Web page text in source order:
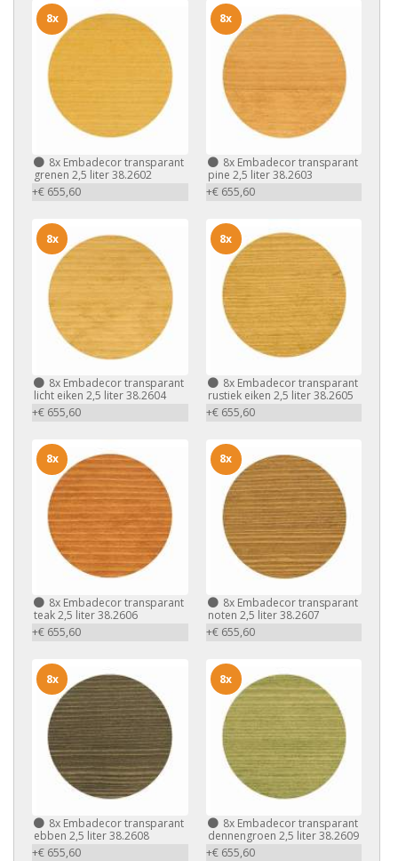
8x Embadecor transparant
grenen 2,5 liter 38.2602
+€ 655,60
8x
8xEmbadecor transparant
pine 2,5 liter 38.2603
+€ 655,60
8x
8x Embadecor transparant
licht eiken 2,5 liter 38.2604
+€ 655,60
8x
8xEmbadecor transparant
rustiek eiken 2,5 liter 38.2605
+€ 655,60
8x
8x Embadecor transparant
teak 2,5 liter 38.2606
+€ 655,60
8x
8xEmbadecor transparant
noten 2,5 liter 38.2607
+€ 655,60
8x
8x Embadecor transparant
ebben 2,5 liter 38.2608
+€ 655,60
8x
8xEmbadecor transparant
dennengroen 2,5 liter 38.2609
+€ 655,60
8x